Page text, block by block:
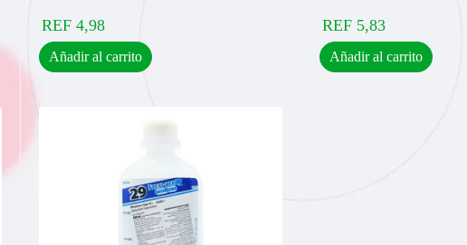
REF 4,98
Añadir al carrito
REF 5,83
Añadir al carrito